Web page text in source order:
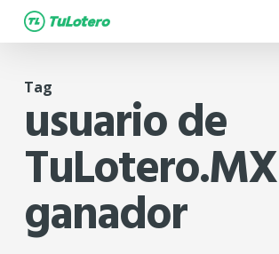
Skip
to
content
Tag
usuario de
TuLotero.MX
ganador